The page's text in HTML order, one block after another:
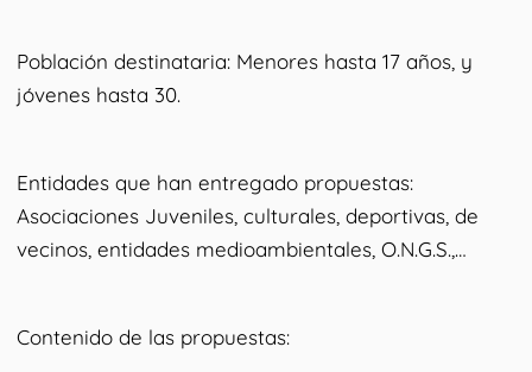
Población destinataria: Menores hasta 17 años, y
jóvenes hasta 30.
Entidades que han entregado propuestas:
Asociaciones Juveniles, culturales, deportivas, de
vecinos, entidades medioambientales, O.N.G.S.,…
Contenido de las propuestas: